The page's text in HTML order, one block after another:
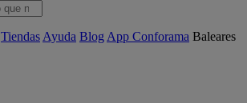
Tiendas Ayuda Blog App Conforama Baleares